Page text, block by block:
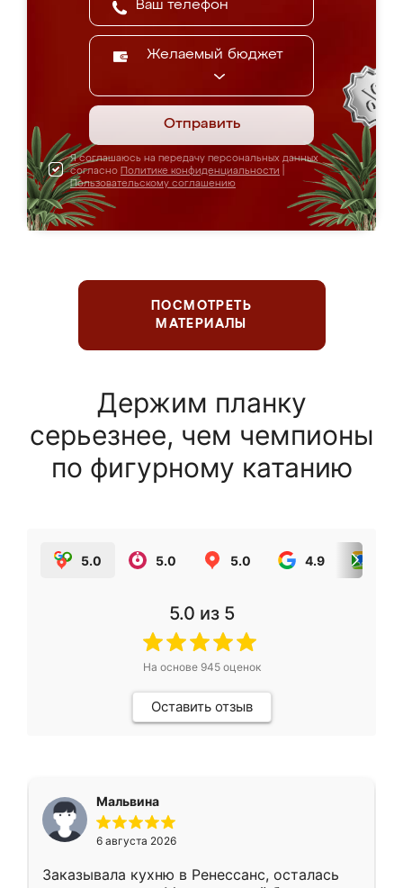
Желаемый бюджет
Отправить
Я соглашаюсь на передачу персональных данных
согласно Политике конфиденциальности
Пользовательскому соглашению
ПОСМОТРЕТЬ
МАТЕРИАЛЫ
Держим планку
серьезнее, чем чемпионы
по фигурному катанию
5.0 5.0 5.0 4.9
5.0 из 5
На основе 945оценок
Оставить отзыв
Мальвина
6 августа 2026
Заказывала кухню в Ренессанс, осталась